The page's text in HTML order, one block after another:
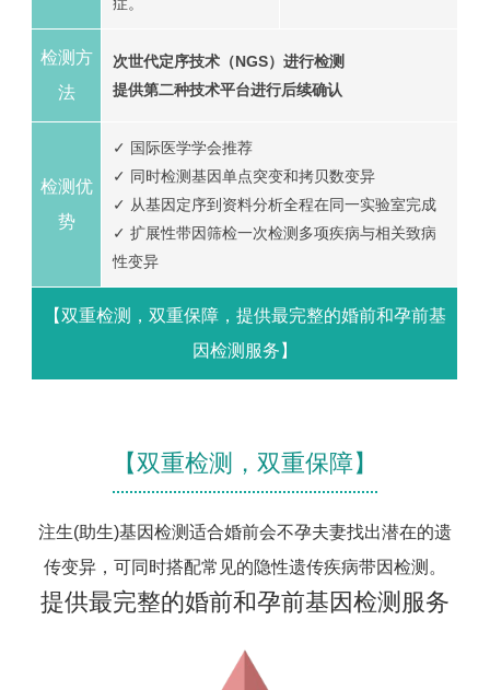
症。
检测方
法
次世代定序技术（NGS）进行检测
提供第二种技术平台进行后续确认
检测优
势
✓ 国际医学学会推荐
✓ 同时检测基因单点突变和拷贝数变异
✓ 从基因定序到资料分析全程在同一实验室完成
✓ 扩展性带因筛检一次检测多项疾病与相关致病
性变异
【双重检测，双重保障，提供最完整的婚前和孕前基
因检测服务】
【双重检测，双重保障】
注生(助生)基因检测适合婚前会不孕夫妻找出潜在的遗
传变异，可同时搭配常见的隐性遗传疾病带因检测。
提供最完整的婚前和孕前基因检测服务